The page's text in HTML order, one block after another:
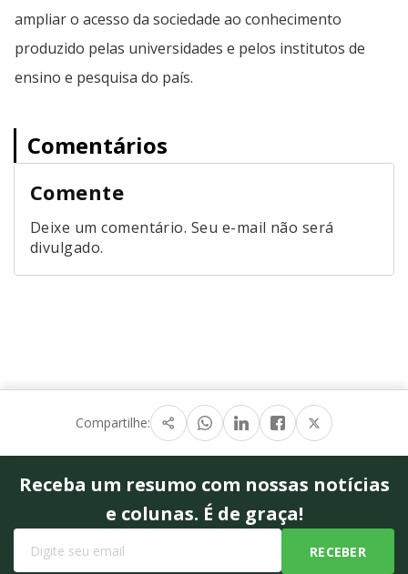
ampliar o acesso da sociedade ao conhecimento
produzido pelas universidades e pelos institutos de
ensino e pesquisa do país.
Comentários
Comente
Deixe um comentário. Seu e-mail não será
divulgado.
Compartilhe:
Receba um resumo com nossas notícias
e colunas. É de graça!